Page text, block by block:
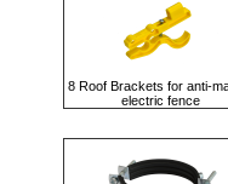
8 Roof Brackets for anti-
electric fence